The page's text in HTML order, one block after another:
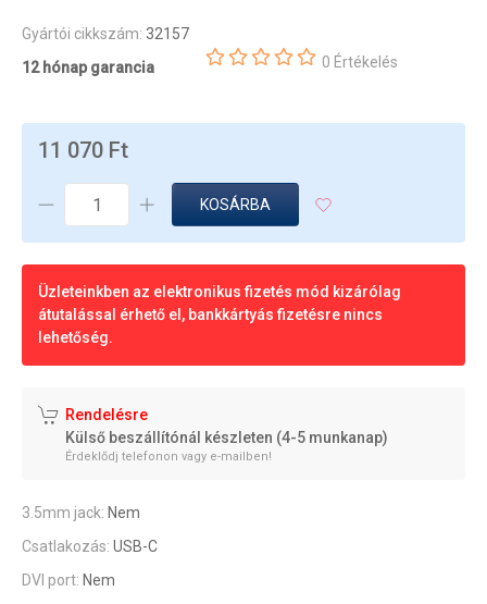
Gyártói cikkszám: 32157
12 hónap garancia
0 Értékelés
11 070 Ft
KOSÁRBA
Üzleteinkben az elektronikus fizetés mód kizárólag
átutalással érhető el, bankkártyás fizetésre nincs
lehetőség.
Rendelésre
Külső beszállítónál készleten (4-5 munkanap)
Érdeklődj telefonon vagy e-mailben!
3.5mm jack: Nem
Csatlakozás: USB-C
DVI port: Nem